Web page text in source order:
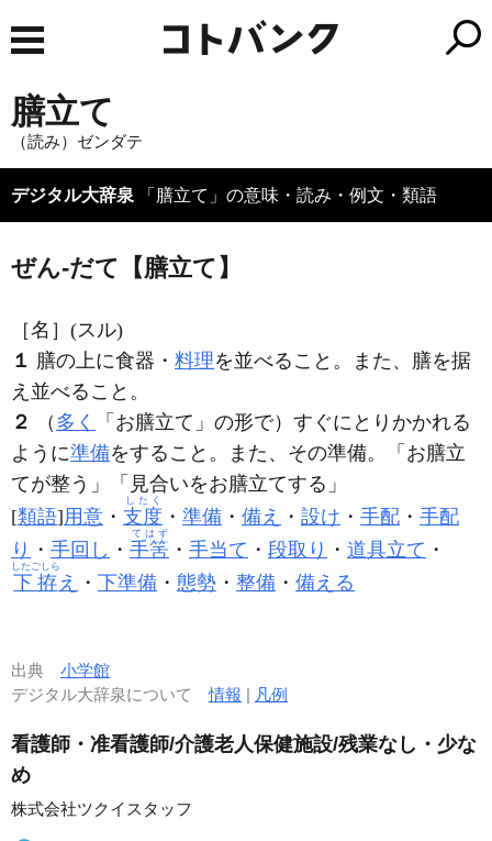
膳立て
（読み）ゼンダテ
デジタル大辞泉 「膳立て」の意味・読み・例文・類語
ぜん‐だて【膳立て】
［名］ (スル)
１ 膳の上に食器・ 料理を並べること。また、膳を据
え並べること。
２
（ 多く
「お膳立て」の形で）すぐにとりかかれる
ように準備をすること。また、その準備。「お膳立
てが整う」「見合いをお膳立てする」
[類語]用意 ・ 支度
したく
・ 準備 ・ 備え ・ 設け ・ 手配 ・ 手配
り ・ 手回し ・ 手筈
てはず
・ 手当て ・ 段取り ・ 道具立て ・
下拵
したごしら
え ・ 下準備 ・ 態勢 ・ 整備 ・ 備える
出典 小学館
デジタル大辞泉について情報 | 凡例
看護師・准看護師/介護老人保健施設/残業なし・少な
め
株式会社ツクイスタッフ